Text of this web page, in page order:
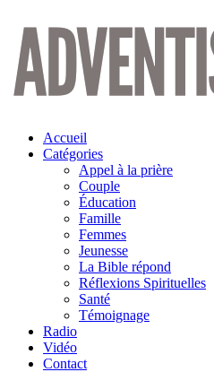
Aller
contenu
Accueil
Catégories
Appel à la prière
Couple
Éducation
Famille
Femmes
Jeunesse
La Bible répond
Réflexions Spirituelles
Santé
Témoignage
Radio
Vidéo
Contact